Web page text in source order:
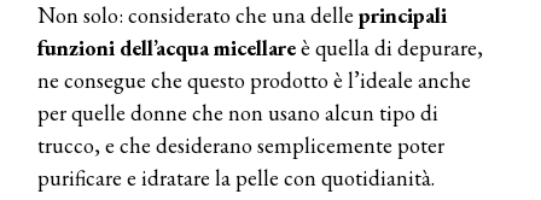
Non solo: considerato che una delle principali
funzioni dell’acqua micellareè quella di depurare,
ne consegue che questo prodotto è l’ideale anche
per quelle donne che non usano alcun tipo di
trucco, e che desiderano semplicemente poter
purificare e idratare la pelle con quotidianità.